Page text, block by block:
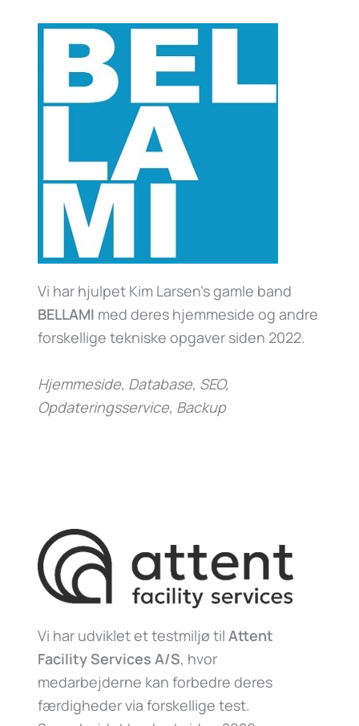
Vi har hjulpet Kim Larsen’s gamle band
BELLAMI med deres hjemmeside og andre
forskellige tekniske opgaver siden 2022.
Hjemmeside, Database, SEO,
Opdateringsservice, Backup
Vi har udviklet et testmiljø til Attent
Facility Services A/S, hvor
medarbejderne kan forbedre deres
færdigheder via forskellige test.